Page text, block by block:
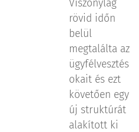
Viszonylag
rövid időn
belül
megtalálta az
ügyfélvesztés
okait és ezt
követően egy
új struktúrát
alakított ki